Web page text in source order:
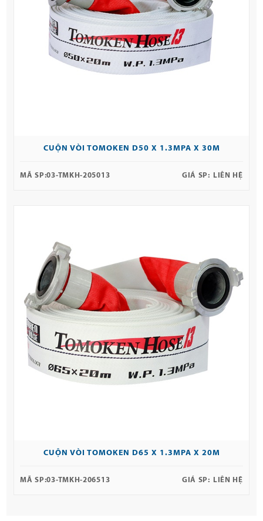
CUỘN VÒI TOMOKEN D50 X 1.3MPA X 30M
MÃ SP:03-TMKH-205013 GIÁ SP: LIÊN HỆ
CUỘN VÒI TOMOKEN D65 X 1.3MPA X 20M
MÃ SP:03-TMKH-206513 GIÁ SP: LIÊN HỆ